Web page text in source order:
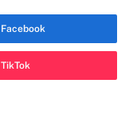
Facebook
TikTok